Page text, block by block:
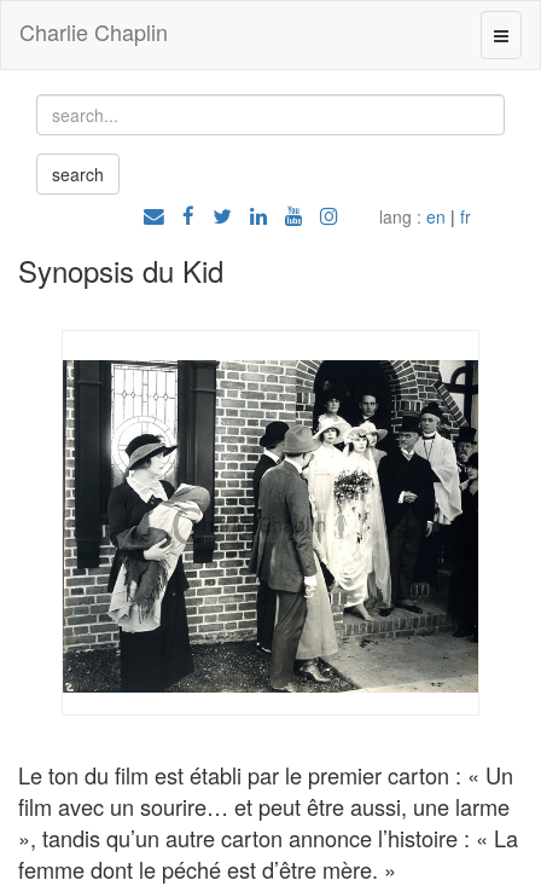
Charlie Chaplin
lang : en | fr
Synopsis du Kid
Le ton du film est établi par le premier carton : « Un
film avec un sourire… et peut être aussi, une larme
», tandis qu’un autre carton annonce l’histoire : « La
femme dont le péché est d’être mère. »